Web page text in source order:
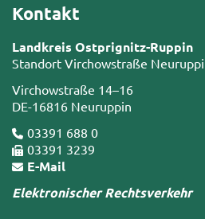
Kontakt
Landkreis Ostprignitz-Ruppin
Standort Virchowstraße
Virchowstraße 14–16
DE-16816 Neuruppin
03391 688 0
03391 3239
E-Mail
Elektronischer Rechtsverkehr